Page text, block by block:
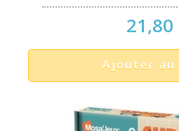
21,80
Ajouter au